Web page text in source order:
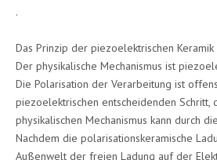
.
Das Prinzip der piezoelektrischen Keramik
Der physikalische Mechanismus ist
Die Polarisation der Verarbeitung ist
piezoelektrischen entscheidenden Schritt,
physikalischen Mechanismus kann durch
Nachdem die polarisationskeramische
Außenwelt der freien Ladung auf der